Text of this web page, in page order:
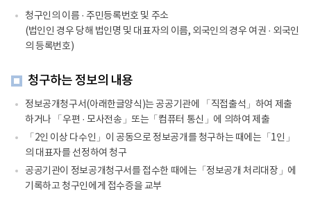
청구인의 이름 · 주민등록번호 및 주소
(법인인 경우 당해 법인명 및 대표자의 이름, 외국인의 경우 여권 · 외국인
의 등록번호)
청구하는 정보의 내용
정보공개청구서(아래한글양식)는 공공기관에 「직접출석」하여 제출
하거나 「우편 · 모사전송」또는「컴퓨터 통신」에 의하여 제출
「2인 이상 다수인」이 공동으로 정보공개를 청구하는 때에는「1인」
의 대표자를 선정하여 청구
공공기관이 정보공개청구서를 접수한 때에는「정보공개 처리대장」에
기록하고 청구인에게 접수증을 교부